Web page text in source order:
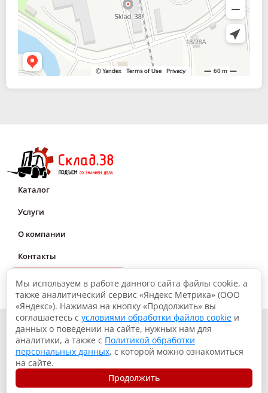
Каталог
Услуги
О компании
Контакты
© 2026, Склад.38: Подъем со знанием дела
Политика конфиденциальности
Согласие на обработку данных
Использование файлов куки
Разработка сайта – Вангер.рф
Мы используем в работе данного сайта файлы cookie, а
также аналитический сервис «Яндекс Метрика» (ООО
«Яндекс»). Нажимая на кнопку «Продолжить» вы
соглашаетесь с условиями обработки файлов cookie и
данных о поведении на сайте, нужных нам для
аналитики, а также с Политикой обработки
персональных данных, с которой можно ознакомиться
на сайте.
Продолжить